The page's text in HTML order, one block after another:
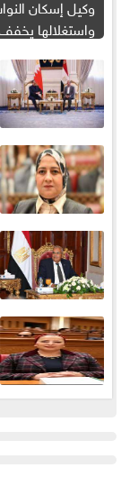
وكيل إسكان
واستغلالها